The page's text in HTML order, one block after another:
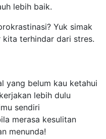
lebih baik.
Yuk simak
terhindar dari stres.
yang belum kau ketahui
lebih dulu
sendiri
merasa kesulitan
menunda!